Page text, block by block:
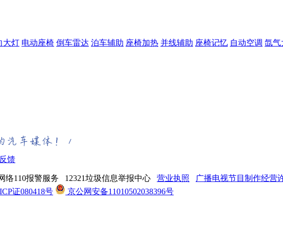
大灯 电动座椅 倒车雷达 泊车辅助 座椅加热 并线辅助 座椅记忆 自动空调 氙气
馈
110报警服务 12321垃圾信息举报中心 营业执照
广播电视节目制作经营
证080418号 京公网安备11010502038396号